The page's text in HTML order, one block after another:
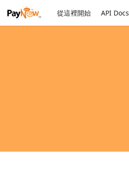
從這裡開始 API Docs